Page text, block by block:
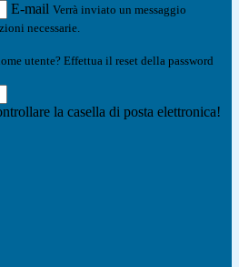
E-mail Verrà inviato un messaggio
necessarie.
utente? Effettua il reset della password
la casella di posta elettronica!